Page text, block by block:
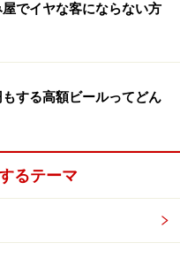
バランスのよい酸味・
うことのできる、そん
感じるかもしれません
ジピールが織り成す複
喉越しもさわやかで、
でイヤな客にならない方
する高額ビールってどん
るテーマ